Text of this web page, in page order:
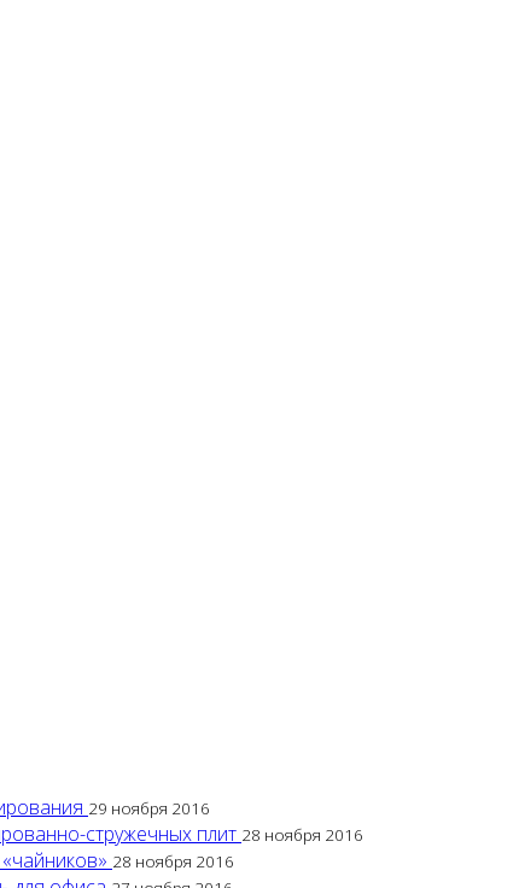
29 ноября 2016
стружечных плит 28 ноября 2016
28 ноября 2016